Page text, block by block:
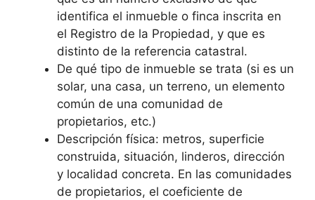
identifica el inmueble o finca inscrita en
el Registro de la Propiedad, y que es
distinto de la referencia catastral.
De qué tipo de inmueble se trata (si es un
solar, una casa, un terreno, un elemento
común de una comunidad de
propietarios, etc.)
Descripción física: metros, superficie
construida, situación, linderos, dirección
y localidad concreta. En las comunidades
de propietarios, el coeficiente de